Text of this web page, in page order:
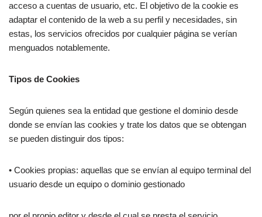
acceso a cuentas de usuario, etc. El objetivo de la cookie es
adaptar el contenido de la web a su perfil y necesidades, sin
estas, los servicios ofrecidos por cualquier página se verían
menguados notablemente.
Tipos de Cookies
Según quienes sea la entidad que gestione el dominio desde
donde se envían las cookies y trate los datos que se obtengan
se pueden distinguir dos tipos:
• Cookies propias: aquellas que se envían al equipo terminal del
usuario desde un equipo o dominio gestionado